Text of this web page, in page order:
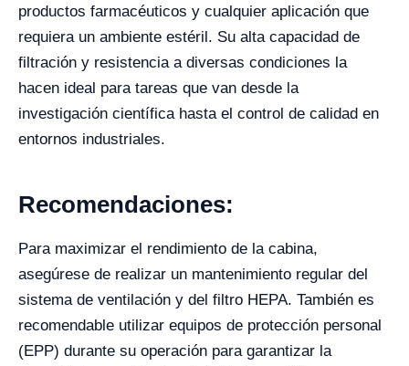
productos farmacéuticos y cualquier aplicación que
requiera un ambiente estéril. Su alta capacidad de
filtración y resistencia a diversas condiciones la
hacen ideal para tareas que van desde la
investigación científica hasta el control de calidad en
entornos industriales.
Recomendaciones:
Para maximizar el rendimiento de la cabina,
asegúrese de realizar un mantenimiento regular del
sistema de ventilación y del filtro HEPA. También es
recomendable utilizar equipos de protección personal
(EPP) durante su operación para garantizar la